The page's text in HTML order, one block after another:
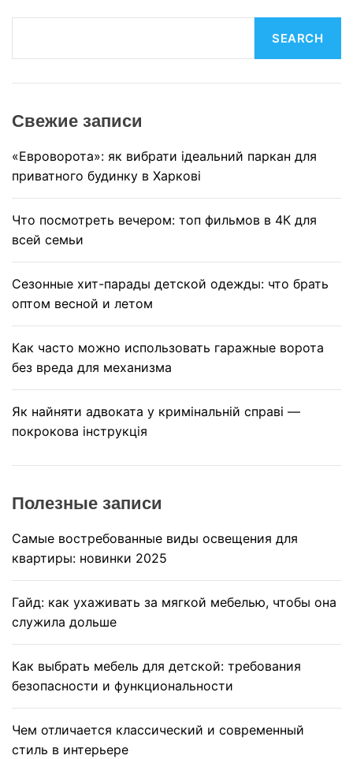
r
h
SEARCH
Свежие записи
«Евроворота»: як вибрати ідеальний паркан для
приватного будинку в Харкові
Что посмотреть вечером: топ фильмов в 4К для
всей семьи
Сезонные хит-парады детской одежды: что брать
оптом весной и летом
Как часто можно использовать гаражные ворота
без вреда для механизма
Як найняти адвоката у кримінальній справі —
покрокова інструкція
Полезные записи
Самые востребованные виды освещения для
квартиры: новинки 2025
Гайд: как ухаживать за мягкой мебелью, чтобы она
служила дольше
Как выбрать мебель для детской: требования
безопасности и функциональности
Чем отличается классический и современный
стиль в интерьере